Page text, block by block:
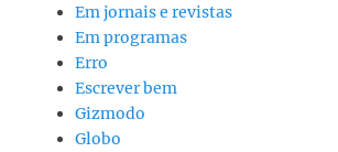
Em jornais e revistas
Em programas
Erro
Escrever bem
Gizmodo
Globo